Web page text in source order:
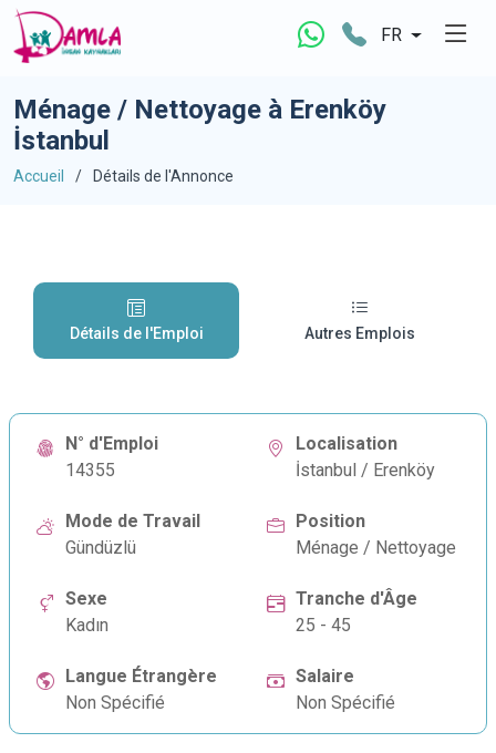
FR
Ménage / Nettoyage à Erenköy
İstanbul
Accueil Détails de l'Annonce
Détails de l'Emploi Autres Emplois
N° d'Emploi
14355
Localisation
İstanbul / Erenköy
Mode de Travail
Gündüzlü
Position
Ménage / Nettoyage
Sexe
Kadın
Tranche d'Âge
25 - 45
Langue Étrangère
Non Spécifié
Salaire
Non Spécifié